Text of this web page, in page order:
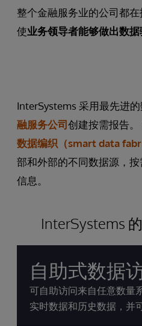
整个金融服务业的公司都
使业务领导者能够做出数
InterSystems 采用最先进
融服务公司创建按需报告
数据编织（smart data
部和外部的不同数据源，
信息。
InterSystems
自助式数据
可自助访问来自任意数量
实时数据和历史数据，并